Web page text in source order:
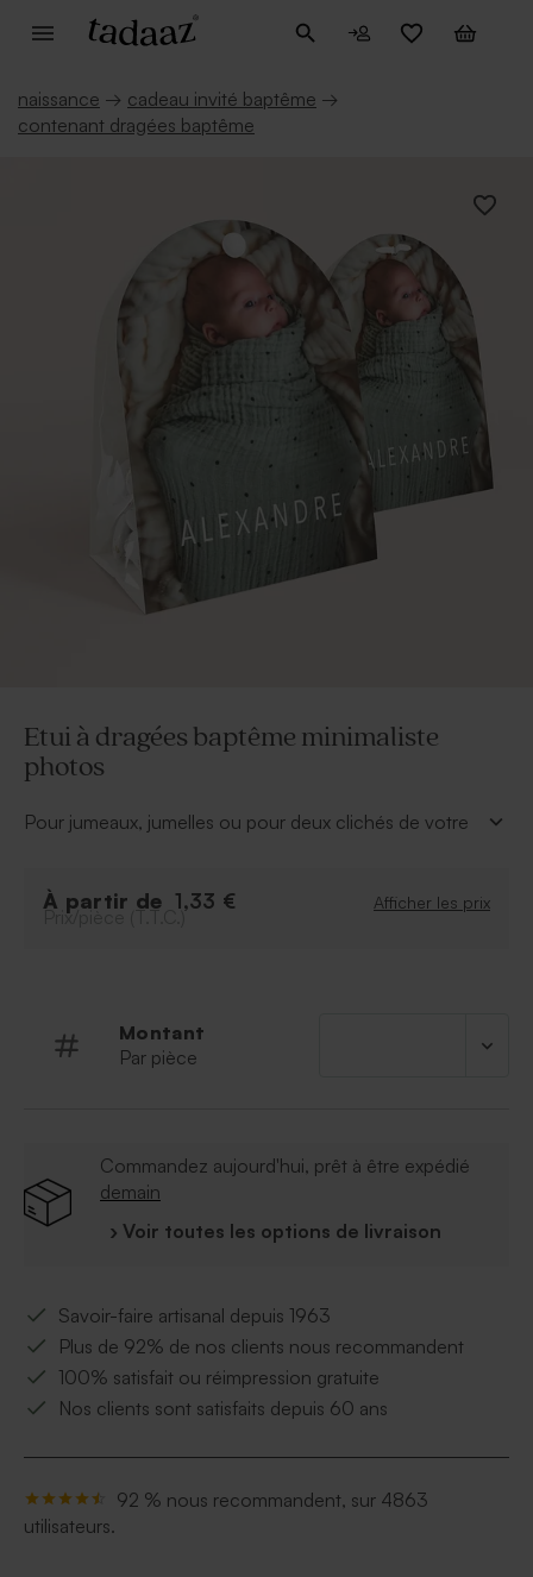
naissance → cadeau invité baptême →
contenant dragées baptême
Etui à dragées baptême minimaliste
photos
Pour jumeaux, jumelles ou pour deux clichés de votre
À personnaliser :
Couleur de la police
Possibilité d'ajouter le symbole de votre choix
Qualité du papier: papier cartonné épais.
Finition naturel
Format : 7.8 x 11 cm
Quantité minimum: 10 pièces
Dragées vendues séparément
Ce contenant à dragées est vendu avec un
sachet transparent pour les dragées et une
attache parisienne dorée pour assembler
À partir de 1,33 € Afficher les prix
Prix/pièce (T.T.C.)
Montant
Par pièce
Commandez aujourd'hui, prêt à être expédié
demain
› Voir toutes les options de livraison
Savoir-faire artisanal depuis 1963
Plus de 92% de nos clients nous recommandent
100% satisfait ou réimpression gratuite
Nos clients sont satisfaits depuis 60 ans
92 % nous recommandent, sur 4863
utilisateurs.